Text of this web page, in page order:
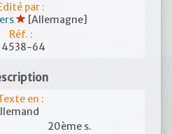
par :
[Allemagne]
Réf. :
4538-64
en :
20ème s.